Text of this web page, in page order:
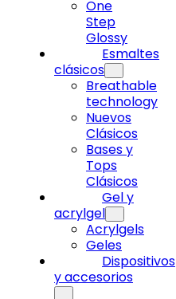
One
Step
Glossy
Esmaltes
clásicos
Breathable
technology
Nuevos
Clásicos
Bases y
Tops
Clásicos
Gel y
acrylgel
Acrylgels
Geles
Dispositivos
y accesorios